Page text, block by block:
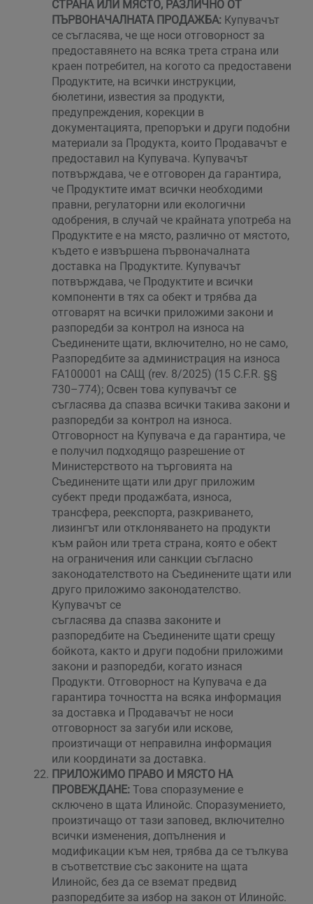
СТРАНА ИЛИ МЯСТО, РАЗЛИЧНО ОТ
ПЪРВОНАЧАЛНАТА ПРОДАЖБА:Купувачът
се съгласява, че ще носи отговорност за
предоставянето на всяка трета страна или
краен потребител, на когото са предоставени
Продуктите, на всички инструкции,
бюлетини, известия за продукти,
предупреждения, корекции в
документацията, препоръки и други подобни
материали за Продукта, които Продавачът е
предоставил на Купувача. Купувачът
потвърждава, че е отговорен да гарантира,
че Продуктите имат всички необходими
правни, регулаторни или екологични
одобрения, в случай че крайната употреба на
Продуктите е на място, различно от мястото,
където е извършена първоначалната
доставка на Продуктите. Купувачът
потвърждава, че Продуктите и всички
компоненти в тях са обект и трябва да
отговарят на всички приложими закони и
разпоредби за контрол на износа на
Съединените щати, включително, но не само,
Разпоредбите за администрация на износа
FA100001 на САЩ (rev. 8/2025) (15 C.F.R. §§
730–774); Освен това купувачът се
съгласява да спазва всички такива закони и
разпоредби за контрол на износа.
Отговорност на Купувача е да гарантира, че
е получил подходящо разрешение от
Министерството на търговията на
Съединените щати или друг приложим
субект преди продажбата, износа,
трансфера, реекспорта, разкриването,
лизингът или отклоняването на продукти
към район или трета страна, която е обект
на ограничения или санкции съгласно
законодателството на Съединените щати или
друго приложимо законодателство.
Купувачът се
съгласява да спазва законите и
разпоредбите на Съединените щати срещу
бойкота, както и други подобни приложими
закони и разпоредби, когато изнася
Продукти. Отговорност на Купувача е да
гарантира точността на всяка информация
за доставка и Продавачът не носи
отговорност за загуби или искове,
произтичащи от неправилна информация
или координати за доставка.
ПРИЛОЖИМО ПРАВО И МЯСТО НА
ПРОВЕЖДАНЕ:Това споразумение е
сключено в щата Илинойс. Споразумението,
произтичащо от тази заповед, включително
всички изменения, допълнения и
модификации към нея, трябва да се тълкува
в съответствие със законите на щата
Илинойс, без да се вземат предвид
разпоредбите за избор на закон от Илинойс.